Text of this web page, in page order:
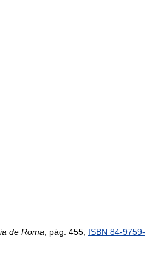
de Roma , pág. 455, ISBN 84-9759-